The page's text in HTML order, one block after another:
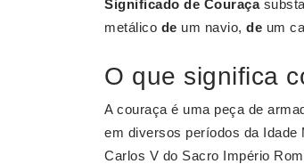
Significado de Couraça
metálico de um navio, de um
O que significa
A couraça é uma peça de
em diversos períodos da Idade
Carlos V do Sacro Império